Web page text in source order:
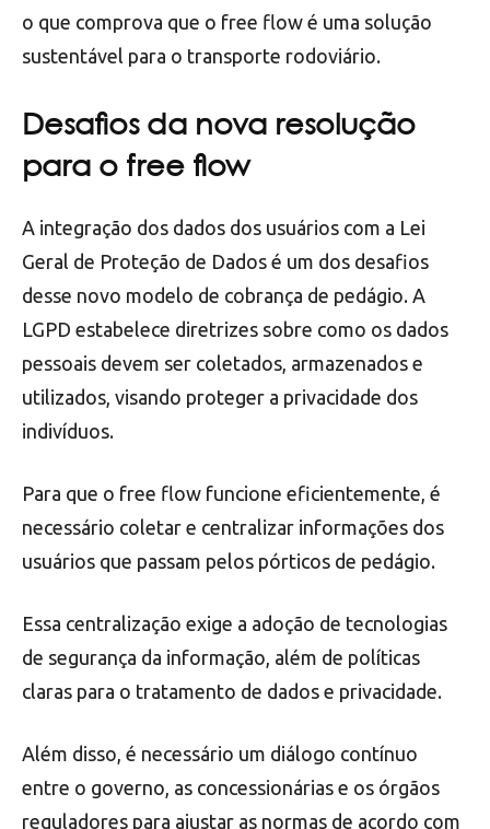
o que comprova que o free flow é uma solução
sustentável para o transporte rodoviário.
Desafios da nova resolução
para o free flow
A integração dos dados dos usuários com a Lei
Geral de Proteção de Dados é um dos desafios
desse novo modelo de cobrança de pedágio. A
LGPD estabelece diretrizes sobre como os dados
pessoais devem ser coletados, armazenados e
utilizados, visando proteger a privacidade dos
indivíduos.
Para que o free flow funcione eficientemente, é
necessário coletar e centralizar informações dos
usuários que passam pelos pórticos de pedágio.
Essa centralização exige a adoção de tecnologias
de segurança da informação, além de políticas
claras para o tratamento de dados e privacidade.
Além disso, é necessário um diálogo contínuo
entre o governo, as concessionárias e os órgãos
reguladores para ajustar as normas de acordo com